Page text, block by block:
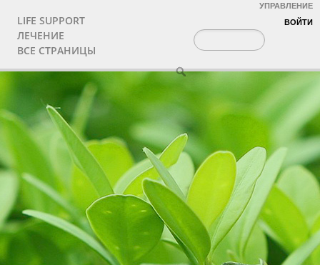
УПРАВЛЕНИЕ
ВОЙТИ
LIFE SUPPORT
ЛЕЧЕНИЕ
ВСЕ СТРАНИЦЫ